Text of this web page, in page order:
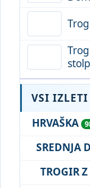
VSI IZLETI
HRVAŠKA
SREDNJA
TROGIR